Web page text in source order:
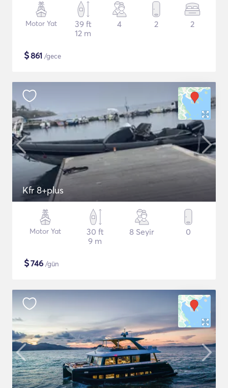
Motor Yat
39 ft
12 m
4 2 2
$861 /gece
Kfr 8+plus
Motor Yat
30 ft
9 m
8 Seyir 0
$746 /gün